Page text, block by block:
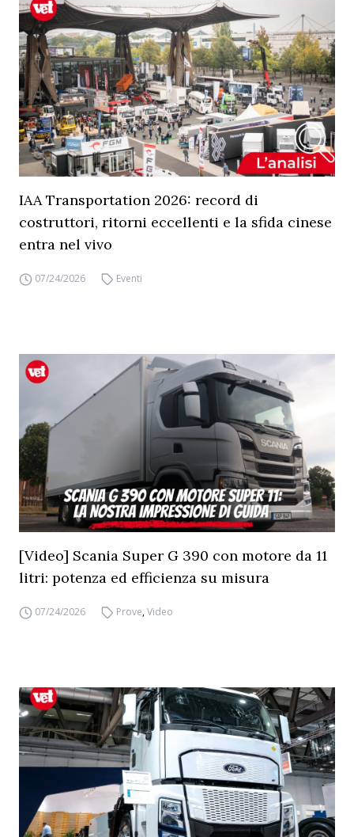
IAA Transportation 2026: record di
costruttori, ritorni eccellenti e la sfida cinese
entra nel vivo
07/24/2026 Eventi
[Video] Scania Super G 390 con motore da 11
litri: potenza ed efficienza su misura
07/24/2026 Prove,Video